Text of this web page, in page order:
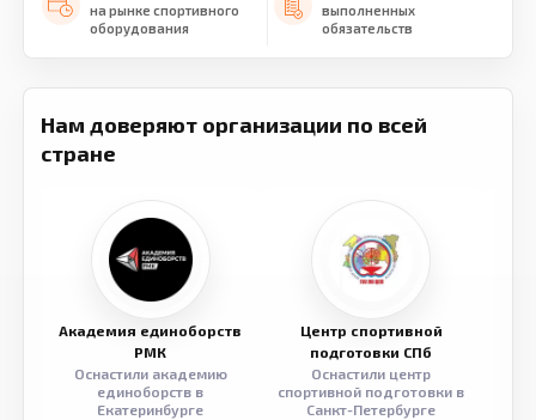
на рынке спортивного
оборудования
выполненных
обязательств
Нам доверяют организации по всей
стране
Академия единоборств
РМК
Оснастили академию
единоборств в
Екатеринбурге
Центр спортивной
подготовки СПб
Оснастили центр
спортивной подготовки в
Санкт-Петербурге